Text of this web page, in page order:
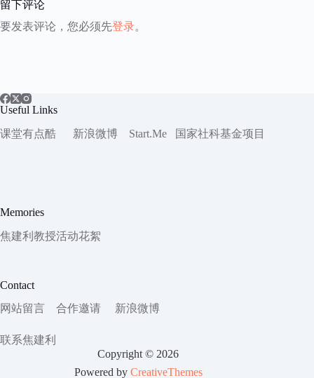
留下评论
要发表评论，您必须先登录。
Useful Links
课堂有点酷
新浪微博 Start.Me 国家社科基金项目
Memories
焦建利教授活动花絮
Contact
网站留言
合作邀请 新浪微博
联系焦建利
Copyright © 2026
Powered by CreativeThemes